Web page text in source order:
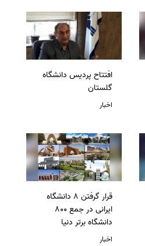
افتتاح پردیس دانشگاه
گلستان
اخبار
قرار گرفتن 8 دانشگاه
ایرانی در جمع 800
دانشگاه برتر دنیا
اخبار